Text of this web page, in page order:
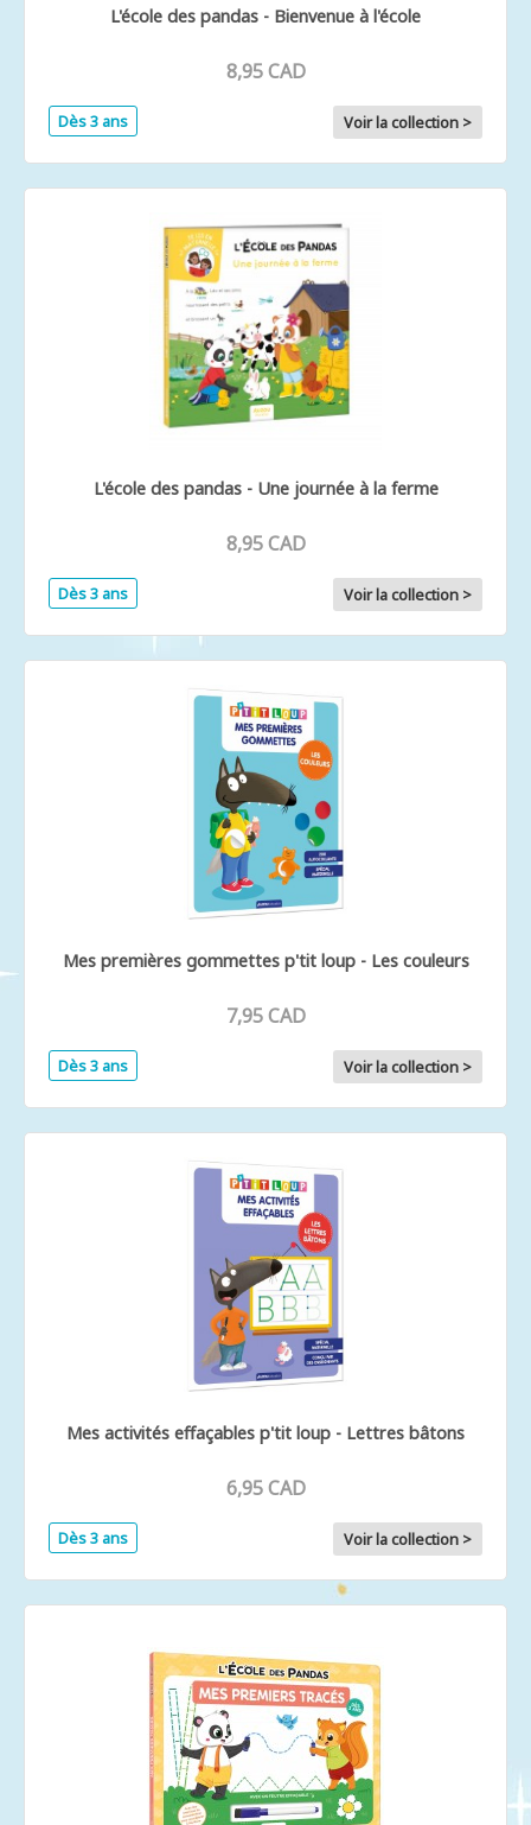
L'école des pandas - Bienvenue à l'école
8,95 CAD
Dès 3 ans Voir la collection >
L'école des pandas - Une journée à la ferme
8,95 CAD
Dès 3 ans Voir la collection >
Mes premières gommettes p'tit loup - Les couleurs
7,95 CAD
Dès 3 ans Voir la collection >
Mes activités effaçables p'tit loup - Lettres bâtons
6,95 CAD
Dès 3 ans Voir la collection >